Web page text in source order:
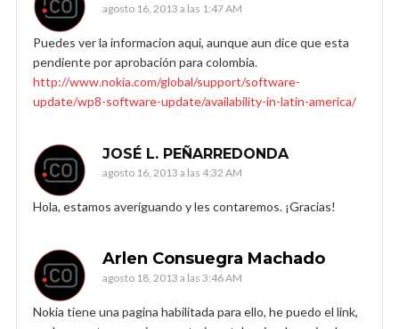
agosto 16, 2013 a las 1:47 AM
Puedes ver la informacion aqui, aunque aun dice que esta
pendiente por aprobación para colombia.
http://www.nokia.com/global/support/software-
update/wp8-software-update/availability-in-latin-america/
JOSÉ L. PEÑARREDONDA
agosto 16, 2013 a las 4:32 AM
Hola, estamos averiguando y les contaremos. ¡Gracias!
Arlen Consuegra Machado
agosto 18, 2013 a las 3:46 AM
Nokia tiene una pagina habilitada para ello, he puedo el link,